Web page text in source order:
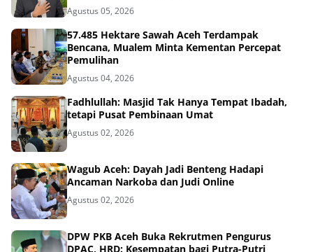
Agustus 05, 2026
57.485 Hektare Sawah Aceh Terdampak
Bencana, Mualem Minta Kementan Percepat
Pemulihan
Agustus 04, 2026
Fadhlullah: Masjid Tak Hanya Tempat Ibadah,
tetapi Pusat Pembinaan Umat
Agustus 02, 2026
Wagub Aceh: Dayah Jadi Benteng Hadapi
Ancaman Narkoba dan Judi Online
Agustus 02, 2026
DPW PKB Aceh Buka Rekrutmen Pengurus
DPAC, HRD: Kesempatan bagi Putra-Putri